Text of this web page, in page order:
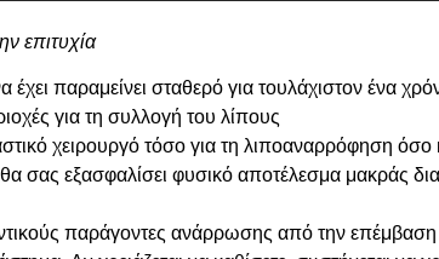
επιτυχία
παραμείνει σταθερό για τουλάχιστον ένα
για τη συλλογή του λίπους
χειρουργό τόσο για τη λιποαναρρόφηση
σας εξασφαλίσει φυσικό αποτέλεσμα μακράς
παράγοντες ανάρρωσης από την